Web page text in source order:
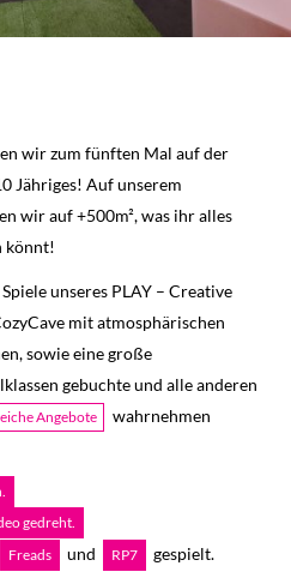
wir zum fünften Mal auf der
Jähriges! Auf unserem
wir auf +500m², was ihr alles
könnt!
unseres PLAY – Creative
mit atmosphärischen
sowie eine große
gebuchte und alle anderen
Angebote
wahrnehmen
gedreht.
Freads und RP7 gespielt.